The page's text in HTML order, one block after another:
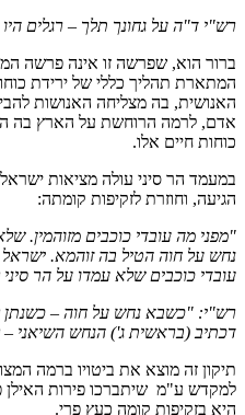
רש"י ד"ה על גחונך תלך – רגלים
ברור הוא, שפרשה זו אינה פרשה
המתארת תהליך כללי של ירידת
האנושית, בה מצליחה האנושות
אדם, לרמה הרוחשת על הארץ בה
כוחות חיים אלו.
במעמד הר סיני עולה מציאות
הגיעה, וחוזרת לזקיפות קומתה:
"מפני מה עובדי כוכבים מזוהמין.
נחש על חוה הטיל בה זוהמא. ישראל
עובדי כוכבים שלא עמדו על הר
רש"י: "כשבא נחש על חוה – כשנתן
דכתיב (בראשית ג') הנחש השיאני
תיקון זה מוצא את ביטויו ברמה
למקדש ע"מ שיתברכו פירות האילן
היא בזקיפות קומה כעץ פרי.